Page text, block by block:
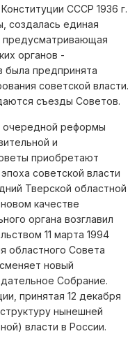
СССР 1936 г.
создалась единая
предусматривающая
органов -
предпринята
советской власти.
съезды Советов.
очередной реформы
и
приобретают
советской власти
Тверской областной
качестве
органа возглавил
11 марта 1994
областного Совета
новый
Собрание.
принятая 12 декабря
нынешней
власти в России.